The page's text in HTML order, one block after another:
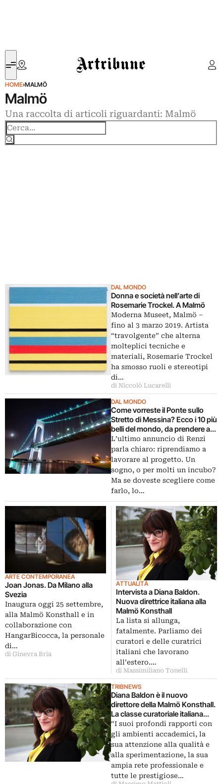
Artribune
HOME›MALMÖ
Malmö
Una raccolta di articoli riguardanti: Malmö
DAL MONDO
Donna e società nell’arte di
Rosemarie Trockel. A Malmö
Moderna Museet, Malmö ‒
fino al 3 marzo 2019. Artista
“travolgente” che alterna
molteplici tecniche e
materiali, Rosemarie Trockel
ha smosso ruoli e stereotipi
di…
di Niccolò Lucarelli
DAL MONDO
Come vorreste il Ponte sullo
Stretto di Messina? Ecco i 10 più
belli del mondo, da prendere ad
esempio
L’ultimo annuncio di Renzi
parla chiaro: riprendiamo a
lavorare al progetto. Un
sogno, o per molti un incubo?
Ma se doveste scegliere come
farlo, lo…
ARTE CONTEMPORANEA
Joan Jonas. Da Milano alla
Svezia
Inaugura oggi 25 settembre,
alla Malmö Konsthall e in
collaborazione con
HangarBicocca, la personale
di…
di Ginevra Bria
ATTUALITÀ
Intervista a Diana Baldon.
Nuova direttrice italiana alla
Malmö Konsthall
La lista si allunga,
fatalmente. Parliamo dei
curatori e delle curatrici
italiani che lavorano
all’estero.…
di Massimiliano Tonelli
TRIBNEWS
Diana Baldon è il nuovo
direttore della Malmö Konsthall.
La classe curatoriale italiana
mid-career continua a
raccogliere successi: ma
ancora oltreconfine
“I suoi profondi rapporti con
gli ambienti accademici, la
sua attenzione alla qualità e
alla sperimentazione, la sua
ampia rete professionale e
tutte le prestigiose…